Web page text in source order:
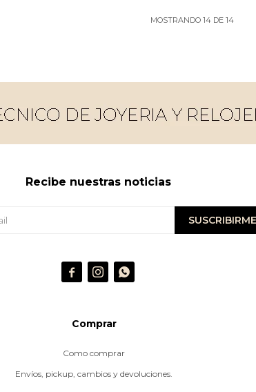
MOSTRANDO 14DE 14
Comprar
Como comprar
Envíos, pickup, cambios y devoluciones.
Recibe nuestras noticias
SUSCRIBIRME
  